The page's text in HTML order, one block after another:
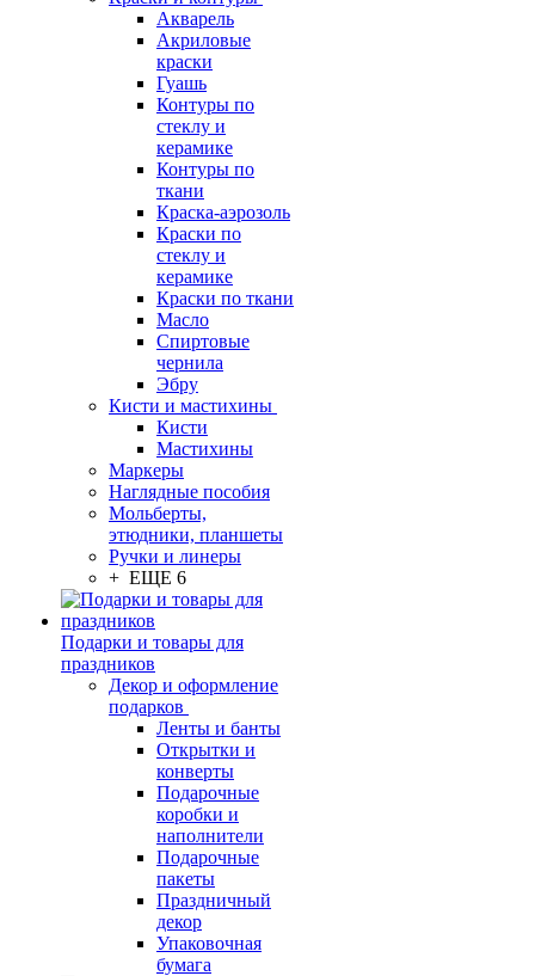
Акварель
Акриловые
краски
Гуашь
Контуры по
стеклу и
керамике
Контуры по
ткани
Краска-аэрозоль
Краски по
стеклу и
керамике
Краски по ткани
Масло
Спиртовые
чернила
Эбру
Кисти и мастихины
Кисти
Мастихины
Маркеры
Наглядные пособия
Мольберты,
этюдники, планшеты
Ручки и линеры
+ ЕЩЕ 6
Подарки и товары для
праздников
Декор и оформление
подарков
Ленты и банты
Открытки и
конверты
Подарочные
коробки и
наполнители
Подарочные
пакеты
Праздничный
декор
Упаковочная
бумага